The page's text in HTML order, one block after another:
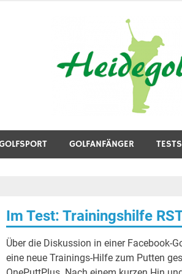
GOLFANFÄNGER
Im Test: Trainingshilfe
Über die Diskussion in einer Facebook-
eine neue Trainings-Hilfe zum Putten